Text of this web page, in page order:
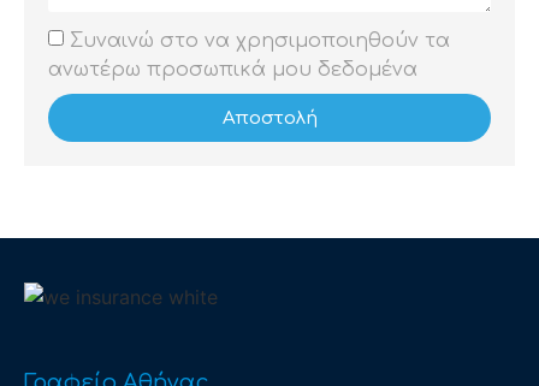
Συναινώ στο να χρησιμοποιηθούν τα
ανωτέρω προσωπικά μου δεδομένα
Αποστολή